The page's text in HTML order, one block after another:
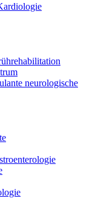
neurologische